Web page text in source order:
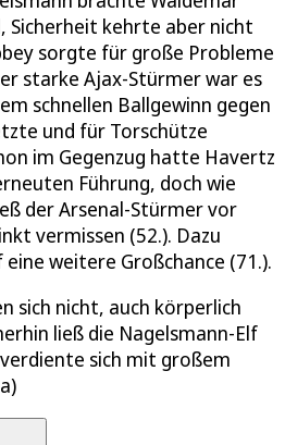
Sicherheit kehrte aber nicht
sorgte für große Probleme
starke Ajax-Stürmer war es
schnellen Ballgewinn gegen
und für Torschütze
im Gegenzug hatte Havertz
Führung, doch wie
der Arsenal-Stürmer vor
vermissen (52.). Dazu
weitere Großchance (71.).
sich nicht, auch körperlich
ließ die Nagelsmann-Elf
sich mit großem